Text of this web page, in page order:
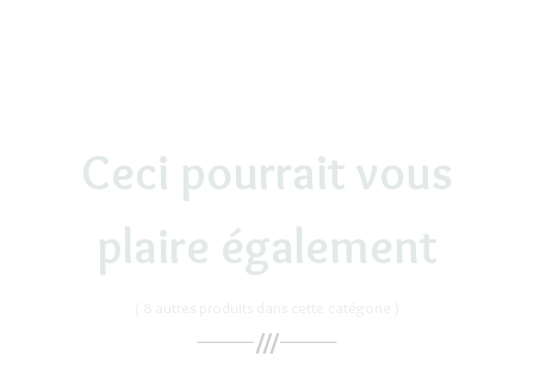
Ceci pourrait vous
plaire également